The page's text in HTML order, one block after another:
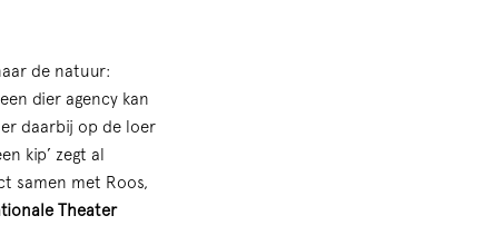
de natuur:
dier agency kan
daarbij op de loer
kip’ zegt al
samen met Roos,
Theater